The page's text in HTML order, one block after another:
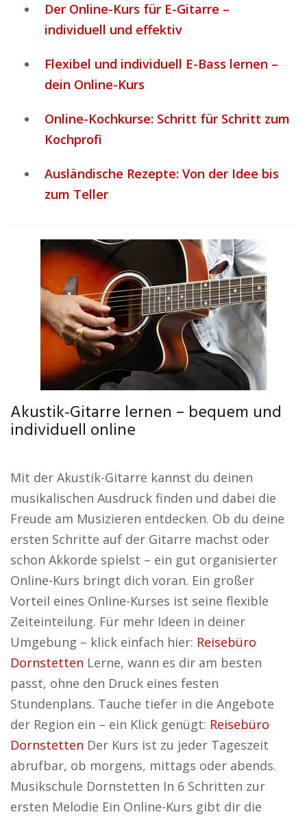
Der Online-Kurs für E-Gitarre –
individuell und effektiv
Flexibel und individuell E-Bass lernen –
dein Online-Kurs
Online-Kochkurse: Schritt für Schritt zum
Kochprofi
Ausländische Rezepte: Von der Idee bis
zum Teller
Akustik-Gitarre lernen – bequem und
individuell online
Mit der Akustik-Gitarre kannst du deinen
musikalischen Ausdruck finden und dabei die
Freude am Musizieren entdecken. Ob du deine
ersten Schritte auf der Gitarre machst oder
schon Akkorde spielst – ein gut organisierter
Online-Kurs bringt dich voran. Ein großer
Vorteil eines Online-Kurses ist seine flexible
Zeiteinteilung. Für mehr Ideen in deiner
Umgebung – klick einfach hier: Reisebüro
Dornstetten Lerne, wann es dir am besten
passt, ohne den Druck eines festen
Stundenplans. Tauche tiefer in die Angebote
der Region ein – ein Klick genügt: Reisebüro
Dornstetten Der Kurs ist zu jeder Tageszeit
abrufbar, ob morgens, mittags oder abends.
Musikschule Dornstetten In 6 Schritten zur
ersten Melodie Ein Online-Kurs gibt dir die